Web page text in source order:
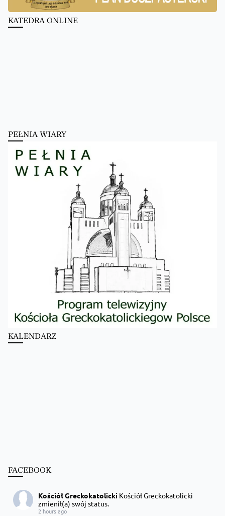
KATEDRA ONLINE
PEŁNIA WIARY
KALENDARZ
FACEBOOK
Kościół Greckokatolicki Kościół Greckokatolicki
zmienił(a) swój status.
2 hours ago